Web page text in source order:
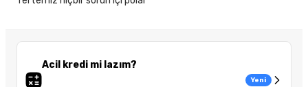
Acil kredi mi lazım?
Yeni